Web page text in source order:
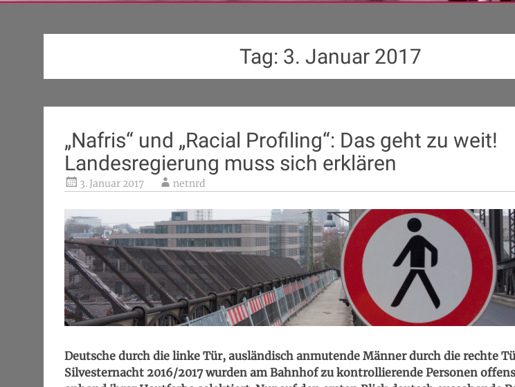
Tag: 3. Januar 2017
„Nafris“ und „Racial Profiling“: Das geht zu weit!
Landesregierung muss sich erklären
3. Januar 2017 netnrd
Deutsche durch die linke Tür, ausländisch anmutende Männer durch die rechte
Silvesternacht 2016/2017 wurden am Bahnhof zu kontrollierende Personen